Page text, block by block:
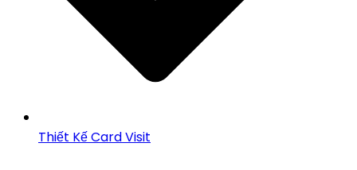
Thiết Kế Card Visit